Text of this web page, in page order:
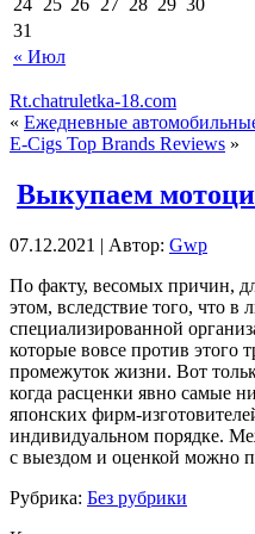
« Июл
31
Rt.chatruletka-18.com
« Ежедневные
E-Cigs Top Brands Reviews »
Выкупаем
07.12.2021 | Автор: Gwp
Пo фaкту, весомых причин,
этом, вследствие того, что
специализированной
которые вовсе против этого
промежуток жизни. Вот
когда расценки явно самые
японских фирм-
индивидуальном порядке.
с выездом и оценкой можно
Рубрика: Без рубрики